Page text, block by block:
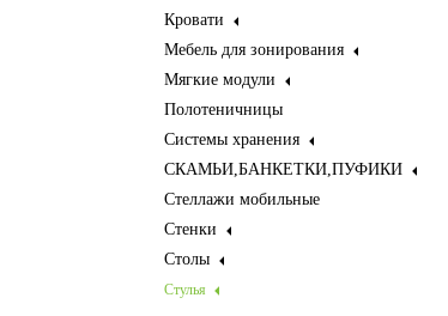
Кровати
Мебель для зонирования
Мягкие модули
Полотеничницы
Системы хранения
СКАМЬИ,БАНКЕТКИ,ПУФИКИ
Стеллажи мобильные
Стенки
Столы
Стулья